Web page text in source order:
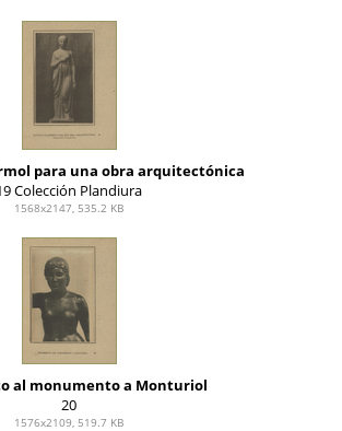
para una obra arquitectónica
Colección Plandiura
1568x2147, 535.2 KB
al monumento a Monturiol
20
1576x2109, 519.7 KB